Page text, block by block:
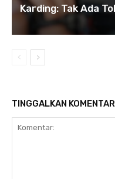
Karding: Tak Ada
TINGGALKAN KOMENTAR